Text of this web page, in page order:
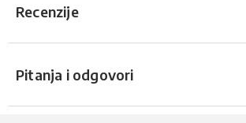
Recenzije
Pitanja i odgovori